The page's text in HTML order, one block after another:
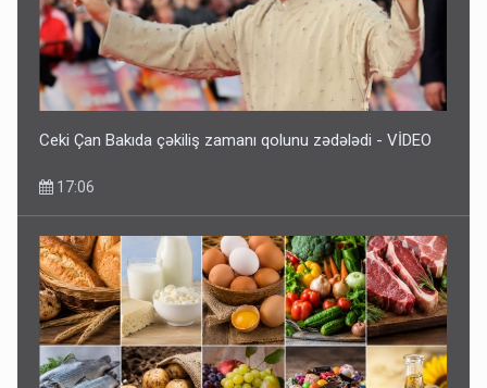
Ceki Çan Bakıda çəkiliş zamanı qolunu zədələdi - VİDEO
17:06